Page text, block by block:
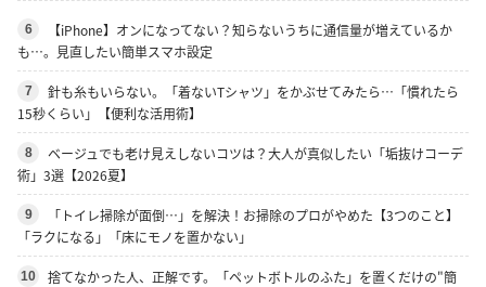
6
【iPhone】オンになってない？知らないうちに通信量が増えているか
も…。見直したい簡単スマホ設定
7
針も糸もいらない。「着ないTシャツ」をかぶせてみたら…「慣れたら
15秒くらい」【便利な活用術】
8
ベージュでも老け見えしないコツは？大人が真似したい「垢抜けコーデ
術」3選【2026夏】
9
「トイレ掃除が面倒…」を解決！お掃除のプロがやめた【3つのこと】
「ラクになる」「床にモノを置かない」
10
捨てなかった人、正解です。「ペットボトルのふた」を置くだけの"簡